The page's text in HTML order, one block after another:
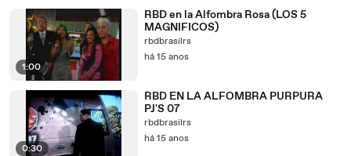
1:00
RBD en la Alfombra Rosa (LOS 5
MAGNIFICOS)
rbdbrasilrs
há 15 anos
0:30
RBD EN LA ALFOMBRA PURPURA
PJ'S 07
rbdbrasilrs
há 15 anos